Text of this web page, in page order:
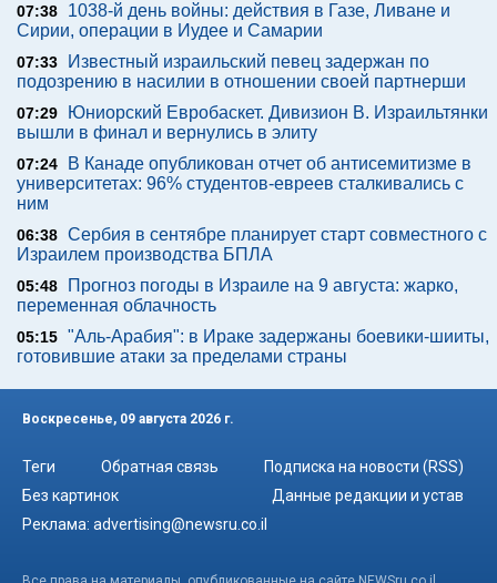
07:38
1038-й день войны: действия в Газе, Ливане и
Сирии, операции в Иудее и Самарии
07:33
Известный израильский певец задержан по
подозрению в насилии в отношении своей партнерши
07:29
Юниорский Евробаскет. Дивизион В. Израильтянки
вышли в финал и вернулись в элиту
07:24
В Канаде опубликован отчет об антисемитизме в
университетах: 96% студентов-евреев сталкивались с
ним
06:38 Сербия в сентябре планирует старт совместного с
Израилем производства БПЛА
05:48
Прогноз погоды в Израиле на 9 августа: жарко,
переменная облачность
05:15 "Аль-Арабия": в Ираке задержаны боевики-шииты,
готовившие атаки за пределами страны
Воскресенье, 09 августа 2026 г.
Теги Обратная связь
Подписка на новости (RSS)
Без картинок
Данные редакции и устав
Реклама: advertising@newsru.co.il